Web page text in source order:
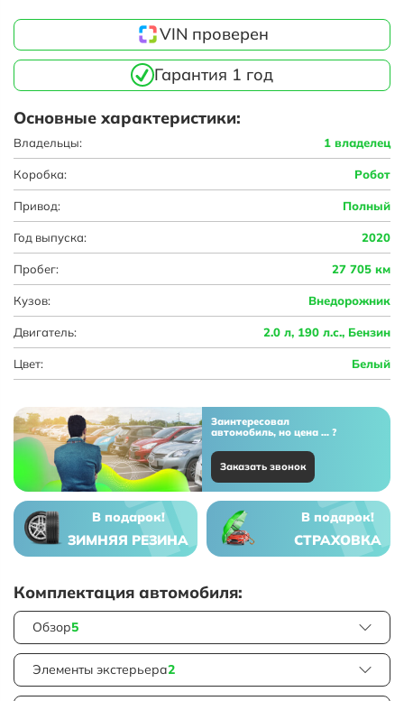
VIN проверен
Гарантия 1 год
Основные характеристики:
Владельцы: 1 владелец
Коробка: Робот
Привод: Полный
Год выпуска: 2020
Пробег: 27 705 км
Кузов: Внедорожник
Двигатель: 2.0 л, 190 л.с., Бензин
Цвет: Белый
Заинтересовал
автомобиль, но цена ... ?
Заказать звонок
В подарок!
ЗИМНЯЯ РЕЗИНА
В подарок!
СТРАХОВКА
Комплектация автомобиля:
Обзор5
Элементы экстерьера2